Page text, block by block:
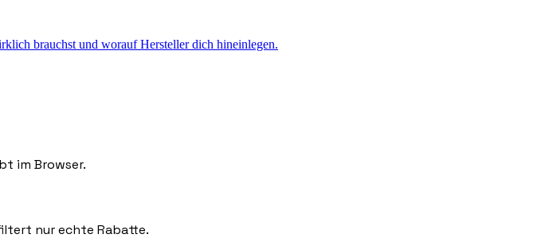
brauchst und worauf Hersteller dich hineinlegen.
im Browser.
nur echte Rabatte.